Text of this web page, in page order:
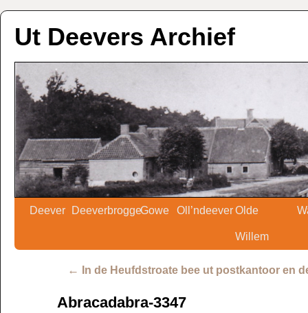
Ut Deevers Archief
Deever DeeverbroggeGowe Oll’ndeeverOlde
Willem
← In de Heufdstroate bee ut postkantoor en
Abracadabra-3347